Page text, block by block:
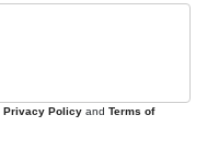
Privacy Policy and Terms of